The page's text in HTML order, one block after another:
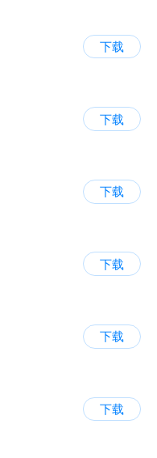
下载
下载
下载
下载
下载
下载